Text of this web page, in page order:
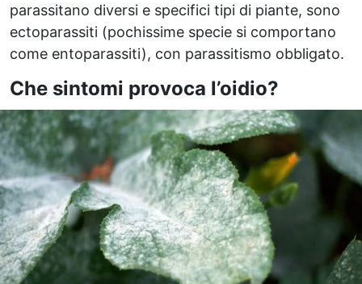
parassitano diversi e specifici tipi di piante, sono
ectoparassiti (pochissime specie si comportano
come entoparassiti), con parassitismo obbligato.
Che sintomi provoca l’oidio?